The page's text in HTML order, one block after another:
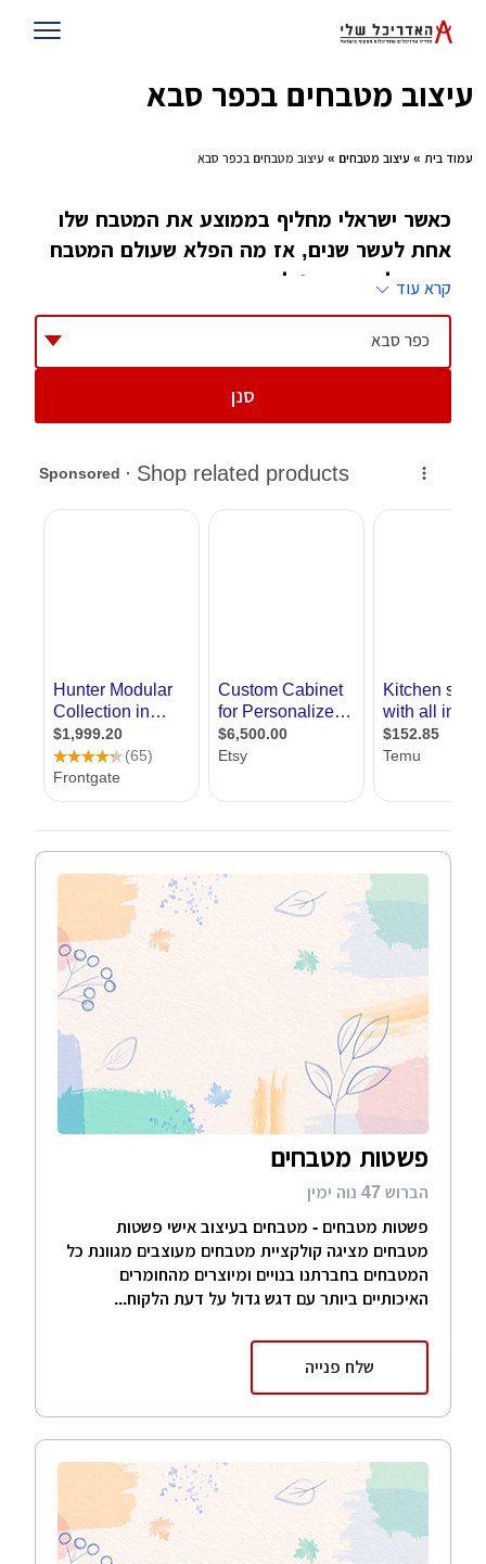
עיצוב מטבחים בכפר סבא
עמוד בית » עיצוב מטבחים » עיצוב מטבחים בכפר סבא
כאשר ישראלי מחליף בממוצע את המטבח שלו
אחת לעשר שנים, אז מה הפלא שעולם המטבח
הישראלי משתדרג לעיתים קרובות, ואם הוא
משתדרג יש מי שצריך לוודא שאנחנו נהנים
מעיצוב הולם שלו, לו קוראים מעצב מטבח
ביקור בבתים ישנים מגלה עיצוב מטבחים דומה,
קירות, כיור, מעליו ומתחתיו ארונות, מדי פעם יש
יציאות מעניינות של ארון פתוח לייבוש כלים. למי
מאיתנו שגדל עם מטבח שכזה, קל לומר שיותר
פנים והפך לתחום בפני עצמו. הסיבה היא,
שבעזרת עיצוב מטבחים אנחנו זוכים לשדרוג הן של
המטבח עצמו והן ביעילות שלנו בעבודה בו. כיום
המטבחים יותר מאורגנים, יותר מרווחים ומאפשרים
שימוש נכון במוצרי המטבח השונים.
אנחנו באתר אדריכל
שלי, מציעים לכם ליהנות
ממפגש עם עשרות מעצבי מטבחים כאן באתר.
במפגש תוכלו לקבל מידע על מעצבי מטבחים,
לקרוא מאמרים מקצועיים, לעלות שאלות לפורום
האתר וכן לקבל פניות בטלפון באמצעות טופס
הפנייה שלנו.
קרא עוד
כפר סבא
סנן
פשטות מטבחים
הברוש 47 נוה ימין
פשטות מטבחים - מטבחים בעיצוב אישי פשטות
מטבחים מציגה קולקציית מטבחים מעוצבים מגוונת כל
המטבחים בחברתנו בנויים ומיוצרים מהחומרים
האיכותיים ביותר עם דגש גדול על דעת הלקוח...
שלח פנייה